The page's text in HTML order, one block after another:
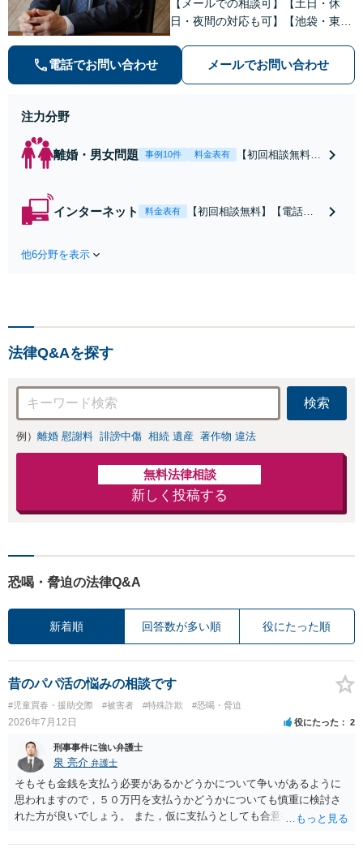
【メールでの相談可】【土日・休
日・夜間の対応も可】【池袋・東池
トラブル・刑事事件を中心に「個
人」の方からのご相談・ご依頼を幅
電話でお問い合わせ メールでお問い合わせ
注力分野
離婚・男女問題 事例10件 料金表有
【初回相談無料】
【池袋・東池袋2
インターネット 料金表有
【初回相談無料】【電話相
応します！即日対応可能。
他6分野を表示
法律Q&Aを探す
検索
例） 離婚 慰謝料 誹謗中傷 相続 遺産 著作物 違法
無料法律相談
新しく投稿する
恐喝・脅迫の法律Q&A
新着順 回答数が多い順 役にたった順
昔のパパ活の悩みの相談です
#児童買春・援助交際 #被害者 #特殊詐欺 #恐喝・脅迫
2026年7月12日 役にたった 2
刑事事件に強い弁護士
泉 亮介 弁護士
そもそも金銭を支払う必要があるかどうかについて争いがあるように
思われますので，５０万円を支払うかどうかについても慎重に検討さ
れた方が良いでしょう。 また，仮に支払うとしても合意書を交わし，
面を作成したうえで支払いをする必要があるでしょう。 一度弁護士に